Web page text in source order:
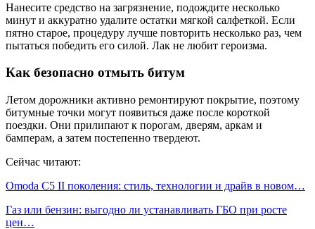
Нанесите средство на загрязнение, подождите несколько
минут и аккуратно удалите остатки мягкой салфеткой. Если
пятно старое, процедуру лучше повторить несколько раз, чем
пытаться победить его силой. Лак не любит героизма.
Как безопасно отмыть битум
Летом дорожники активно ремонтируют покрытие, поэтому
битумные точки могут появиться даже после короткой
поездки. Они прилипают к порогам, дверям, аркам и
бамперам, а затем постепенно твердеют.
Сейчас читают:
Omoda C5 II поколения: стиль, технологии и драйв в новом…
Газ или бензин: выгодно ли устанавливать ГБО при росте
цен…